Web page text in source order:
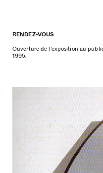
RENDEZ-VOUS
Ouverture de l’exposition au
1995.